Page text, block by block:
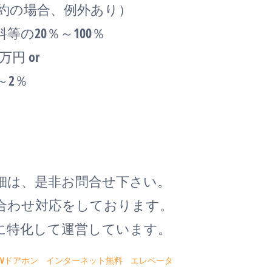
場合、例外あり）
の20％～100％
円 or
2％
、是非お問合せ下さい。
せ対応をしております。
化して運営しています。
ドアホン インターネット無料 エレベータ